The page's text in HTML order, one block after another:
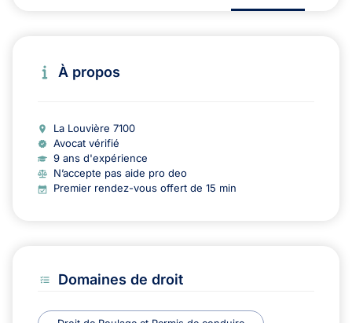
À propos
La Louvière 7100
Avocat vérifié
9 ans d'expérience
N’accepte pas aide pro deo
Premier rendez-vous offert de 15 min
Domaines de droit